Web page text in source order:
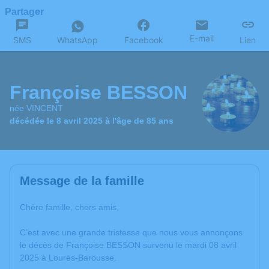
Partager
SMS WhatsApp Facebook E-mail Lien
Françoise BESSON
née VINCENT
décédée le 8 avril 2025 à l'âge de 85 ans
Message de la famille
Chère famille, chers amis,
C’est avec une grande tristesse que nous vous annonçons
le décès de Françoise BESSON survenu le mardi 08 avril
2025 à Loures-Barousse.